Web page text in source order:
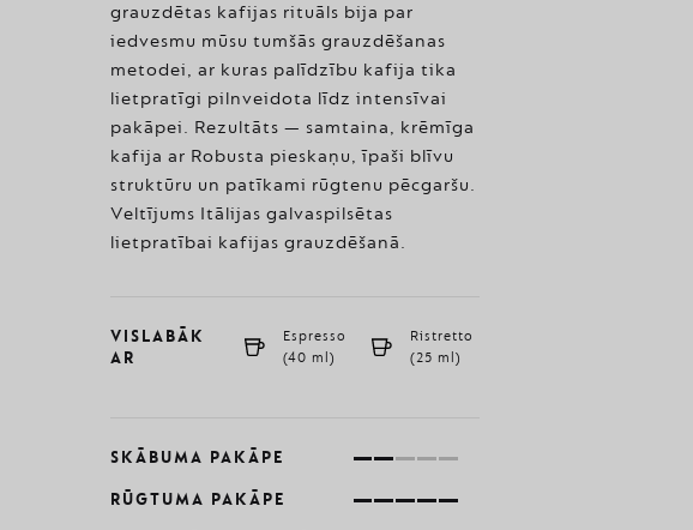
grauzdētas kafijas rituāls bija par
iedvesmu mūsu tumšās grauzdēšanas
metodei, ar kuras palīdzību kafija tika
lietpratīgi pilnveidota līdz intensīvai
pakāpei. Rezultāts — samtaina, krēmīga
kafija ar Robusta pieskaņu, īpaši blīvu
struktūru un patīkami rūgtenu pēcgaršu.
Veltījums Itālijas galvaspilsētas
lietpratībai kafijas grauzdēšanā.
VISLABĀK
AR
Espresso
(40 ml)
Ristretto
(25 ml)
SKĀBUMA PAKĀPE
RŪGTUMA PAKĀPE